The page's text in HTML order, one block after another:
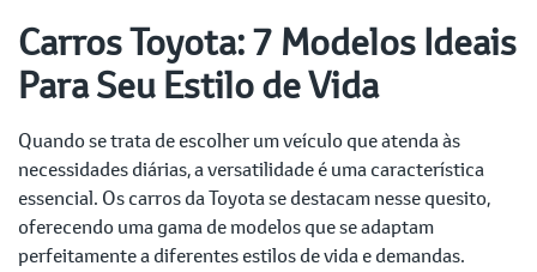
Carros Toyota: 7 Modelos Ideais
Para Seu Estilo de Vida
Quando se trata de escolher um veículo que atenda às
necessidades diárias, a versatilidade é uma característica
essencial. Os carros da Toyota se destacam nesse quesito,
oferecendo uma gama de modelos que se adaptam
perfeitamente a diferentes estilos de vida e demandas.